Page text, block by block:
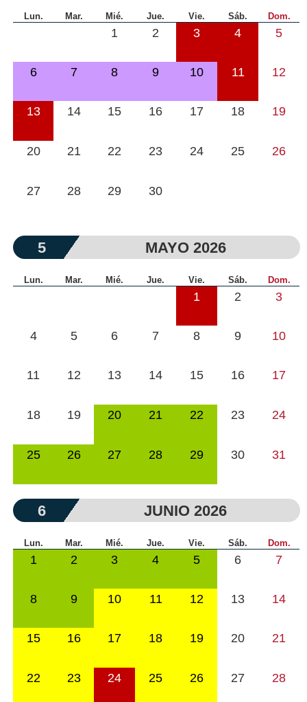
Lun. Mar. Mié. Jue. Vie. Sáb. Dom.
1 2 3 4 5
6 7 8 9 10 11 12
13 14 15 16 17 18 19
20 21 22 23 24 25 26
27 28 29 30
5 MAYO 2026
Lun. Mar. Mié. Jue. Vie. Sáb. Dom.
1 2 3
4 5 6 7 8 9 10
11 12 13 14 15 16 17
18 19 20 21 22 23 24
25 26 27 28 29 30 31
6 JUNIO 2026
Lun. Mar. Mié. Jue. Vie. Sáb. Dom.
1 2 3 4 5 6 7
8 9 10 11 12 13 14
15 16 17 18 19 20 21
22 23 24 25 26 27 28